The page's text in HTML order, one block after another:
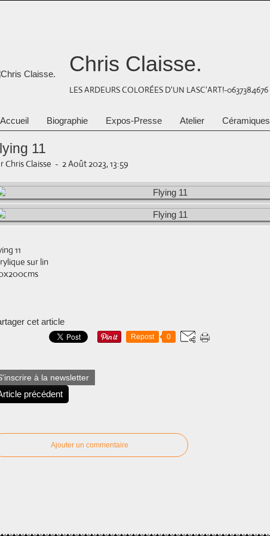
Chris Claisse.
LES ARDEURS COLORÉES D'UN LASC'ART!-0637384676
Accueil Biographie Expos-Presse Atelier Céramiques
11
Chris Claisse - 2 Août 2023, 13:59
11
sur lin
cet article
Repost 0
à la newsletter
précédent
Ajouter un commentaire